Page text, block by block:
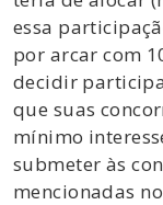
essa
por arcar com
decidir
que suas
mínimo
submeter às
mencionadas